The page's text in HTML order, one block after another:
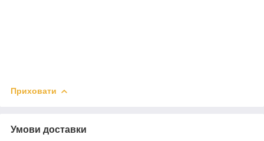
Приховати
Умови доставки